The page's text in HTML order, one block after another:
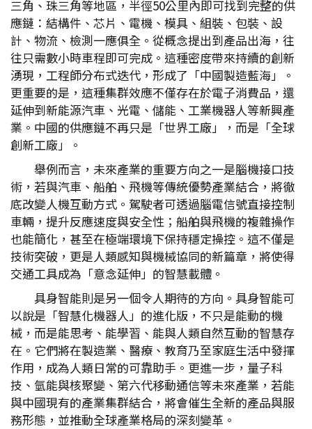
三角、珠三角等地區，半徑50公里內即可找到完整的供
應鏈：結構件、芯片、電機、模具、組裝、包裝、設
計、物流、檢測一應俱全。從概念提出到產品出海，往
往只需數小時車程即可完成。這種密度帶來持續的創新
湧現，工程師分布式迭代，形成了「中國製造藍海」。
更重要的是，這種集群效應不僅存在於電子消費品，還
延伸到新能源汽車、光電、儲能、工業機器人等新興產
業。中國的供應鏈不再只是「世界工廠」，而是「全球
創新工廠」。
舉例而言，未來產業的重要方向之一是腦機接口技
術，若與汽車、船舶、飛機等傳統優勢產業結合，將徹
底改變人機互動方式。駕駛者可透過腦電信號直接控制
車輛，提升反應速度與安全性；船舶與飛機的複雜操作
也能簡化，甚至在極端環境下保持穩定操控。這不僅是
技術突破，更是人類感知與機械協同的新篇章，將使得
交通工具成為「意念延伸」的智慧載體。
具身智能則是另一個令人期待的方向。具身智能可
以說是「智慧化機器人」的進化版，不只是能動的機
械，而是能思考、能學習、能與人類自然互動的智慧存
在。它們將在製造業、醫療、教育乃至家庭生活中發揮
作用，成為人類日常的可靠助手。更進一步，量子科
技、氫能與核聚變、第六代移動通信等未來產業，若能
與中國現有的產業集群結合，將會催生全新的產品與服
務形態，並推動全球產業格局的深刻變革。